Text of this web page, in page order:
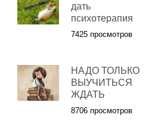
дать
психотерапия
7425 просмотров
НАДО ТОЛЬКО
ВЫУЧИТЬСЯ
ЖДАТЬ
8706 просмотров